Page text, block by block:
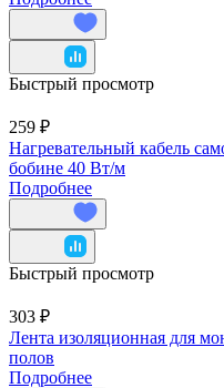
Быстрый просмотр
259 ₽
Нагревательный кабель
бобине 40 Вт/м
Подробнее
Быстрый просмотр
303 ₽
Лента изоляционная для
полов
Подробнее